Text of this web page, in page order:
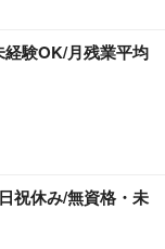
験OK/月残業平均
祝休み/無資格・未